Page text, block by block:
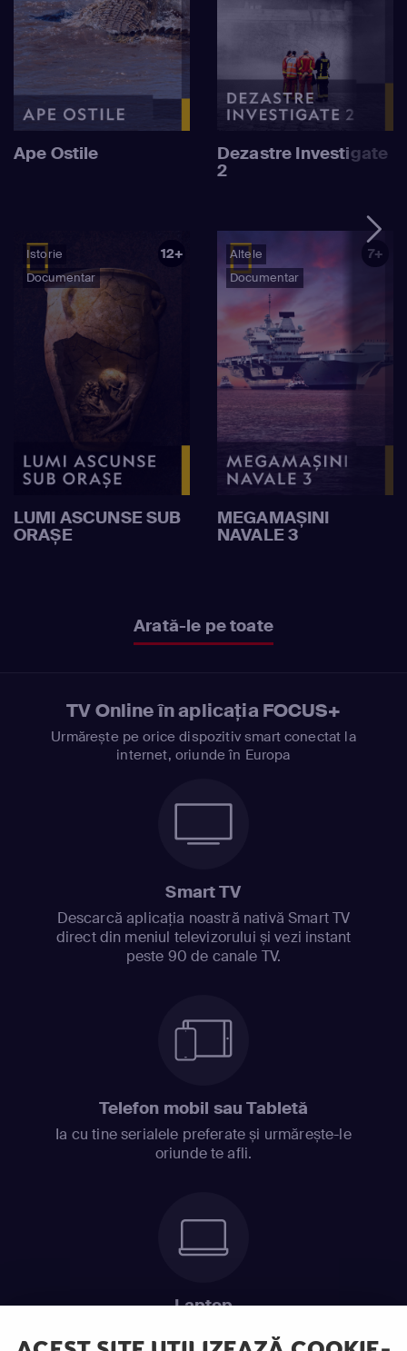
Ape Ostile Dezastre Investigate
2
Istorie
Documentar
12+
LUMI ASCUNSE SUB
ORAȘE
Altele
Documentar
7+
MEGAMAȘINI
NAVALE 3
Arată-le pe toate
TV Online în aplicația FOCUS+
Urmărește pe orice dispozitiv smart conectat la
internet, oriunde în Europa
Smart TV
Descarcă aplicația noastră nativă Smart TV
direct din meniul televizorului și vezi instant
peste 90 de canale TV.
Telefon mobil sau Tabletă
Ia cu tine serialele preferate și urmărește-le
oriunde te afli.
Laptop